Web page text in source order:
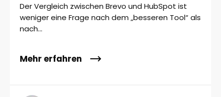
Der Vergleich zwischen Brevo und HubSpot ist
weniger eine Frage nach dem „besseren Tool“ als
nach...
Mehr erfahren